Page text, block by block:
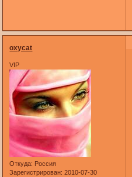
oxycat
VIP
Откуда: Россия
Зарегистрирован: 2010-07-30